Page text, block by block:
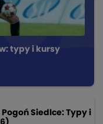
typy i kursy
Siedlce: Typy i